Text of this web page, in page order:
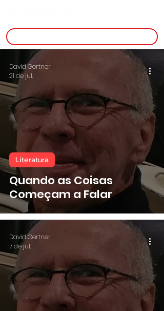
Quando as Coisas
Começam a Falar
Literatura
David Gertner
21 de jul.
David Gertner
7 de jul.